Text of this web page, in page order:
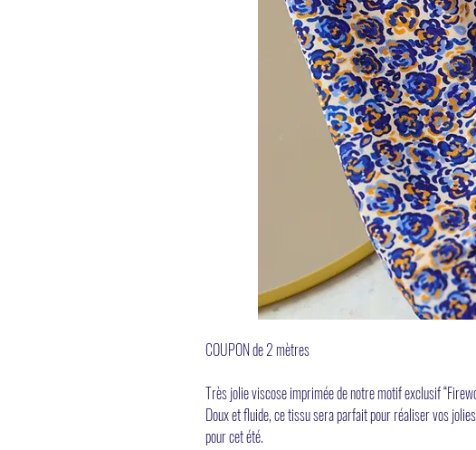
COUPON de 2 mètres
Très jolie viscose imprimée de notre motif exclusif
Doux et fluide, ce tissu sera parfait pour réaliser vos
pour cet été.